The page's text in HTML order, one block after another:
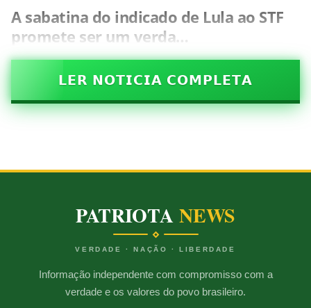
A sabatina do indicado de Lula ao STF
promete ser um verda…
𝗟𝗘𝗥 𝗡𝗢𝗧𝗜𝗖𝗜𝗔 𝗖𝗢𝗠𝗣𝗟𝗘𝗧𝗔
PATRIOTANEWS
VERDADE · NAÇÃO · LIBERDADE
Informação independente com compromisso com a
verdade e os valores do povo brasileiro.